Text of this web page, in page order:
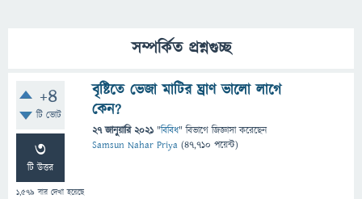
সম্পর্কিত প্রশ্নগুচ্ছ
+4
টি ভোট
3
টি উত্তর
1,579 বার দেখা হয়েছে
বৃষ্টিতে ভেজা মাটির ঘ্রাণ ভালো লাগে
কেন?
27 জানুয়ারি 2021 "বিবিধ" বিভাগে জিজ্ঞাসাকরেছেন
Samsun Nahar Priya (47,710 পয়েন্ট)